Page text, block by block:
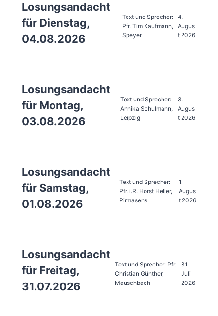
Losungsandacht
für Dienstag,
04.08.2026
Text und Sprecher:
Pfr. Tim Kaufmann,
Speyer
4.
Augus
t 2026
Losungsandacht
für Montag,
03.08.2026
Text und Sprecher:
Annika Schulmann,
Leipzig
3.
Augus
t 2026
Losungsandacht
für Samstag,
01.08.2026
Text und Sprecher:
Pfr. i.R. Horst Heller,
Pirmasens
1.
Augus
t 2026
Losungsandacht
für Freitag,
31.07.2026
Text und Sprecher: Pfr.
Christian Günther,
Mauschbach
31.
Juli
2026